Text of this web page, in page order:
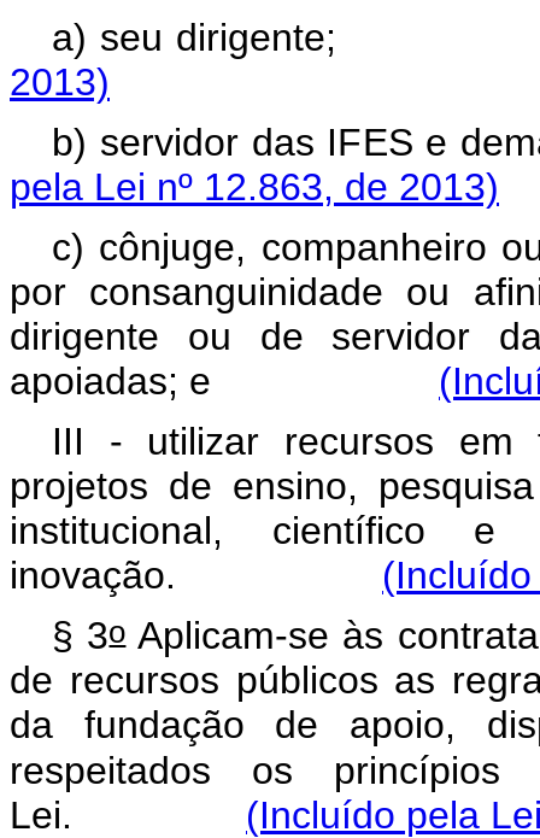
a) seu
2013)
b) servidor das IFES e
pela Lei nº 12.863, de 2013)
c) cônjuge, companheiro
por consanguinidade ou
dirigente ou de servidor
apoiadas; e
III - utilizar recursos em
projetos de ensino,
institucional, científico
inovação.
§ 3oAplicam-se às
de recursos públicos as
da fundação de apoio,
respeitados os
Lei. (Incluído pela